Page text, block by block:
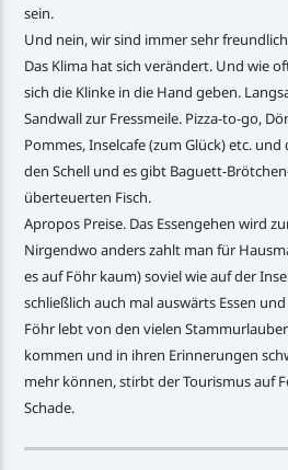
sein.
Und nein, wir sind immer sehr
Das Klima hat sich verändert. Und wie
sich die Klinke in die Hand geben.
Sandwall zur Fressmeile. Pizza-to-go,
Pommes, Inselcafe (zum Glück) etc.
den Schell und es gibt Baguett-
überteuerten Fisch.
Apropos Preise. Das Essengehen wird
Nirgendwo anders zahlt man für
es auf Föhr kaum) soviel wie auf der
schließlich auch mal auswärts Essen
Föhr lebt von den vielen
kommen und in ihren Erinnerungen
mehr können, stirbt der Tourismus auf
Schade.